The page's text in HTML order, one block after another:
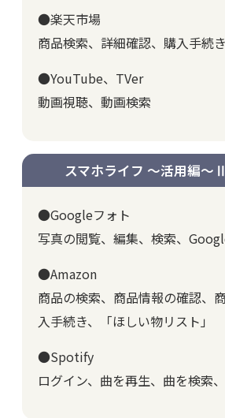
●楽天市場
商品検索、詳細確認、購入手続き
●YouTube、TVer
動画視聴、動画検索
スマホライフ ～活用編～Ⅱ
●Googleフォト
写真の閲覧、編集、検索、
●Amazon
商品の検索、商品情報の確認、
入手続き、「ほしい物リスト」
●Spotify
ログイン、曲を再生、曲を検索